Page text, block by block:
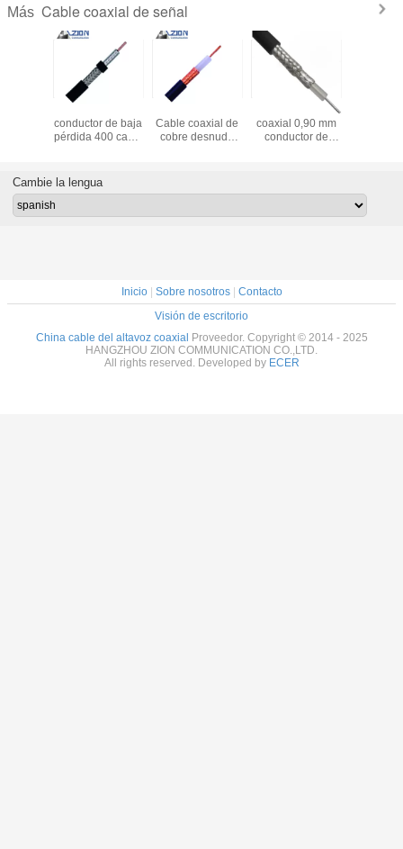
Más Cable coaxial de señal
conductor de baja
pérdida 400 cable
antena
Cable coaxial de
cobre desnudo
coaxial 0,90 mm
conductor de
datos
Cambie la lengua
Inicio| Sobre nosotros| Contacto
Visión de escritorio
China cable del altavoz coaxial Proveedor. Copyright © 2014 - 2025
HANGZHOU ZION COMMUNICATION CO.,LTD.
All rights reserved. Developed by ECER